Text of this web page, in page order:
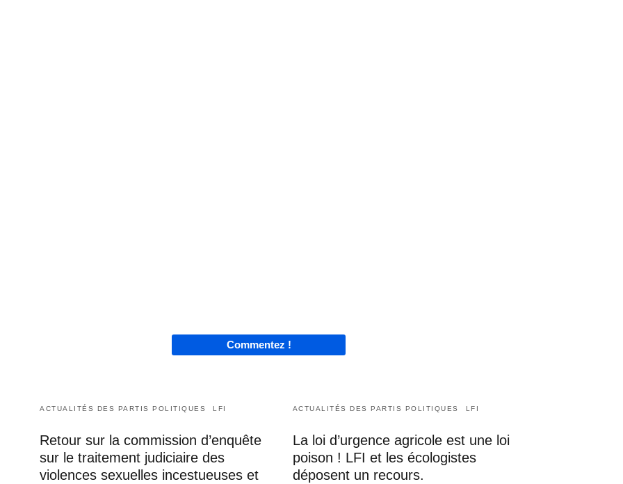
Commentez !
ACTUALITÉS DES PARTIS POLITIQUES LFI
Retour sur la commission d’enquête
sur le traitement judiciaire des
violences sexuelles incestueuses et
ACTUALITÉS DES PARTIS POLITIQUES LFI
La loi d’urgence agricole est une loi
poison ! LFI et les écologistes
déposent un recours.